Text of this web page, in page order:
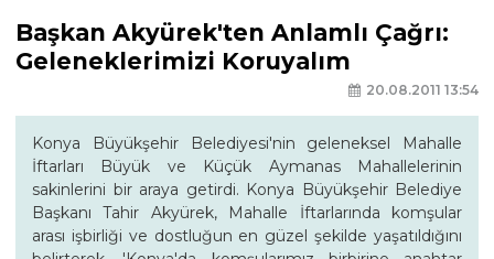
Başkan Akyürek'ten Anlamlı Çağrı:
Geleneklerimizi Koruyalım
20.08.2011 13:54
Konya Büyükşehir Belediyesi'nin geleneksel Mahalle
İftarları Büyük ve Küçük Aymanas Mahallelerinin
sakinlerini bir araya getirdi. Konya Büyükşehir Belediye
Başkanı Tahir Akyürek, Mahalle İftarlarında komşular
arası işbirliği ve dostluğun en güzel şekilde yaşatıldığını